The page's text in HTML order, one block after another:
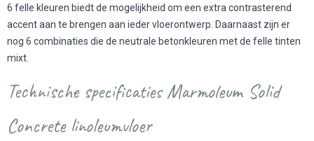
6 felle kleuren biedt de mogelijkheid om een extra contrasterend
accent aan te brengen aan ieder vloerontwerp. Daarnaast zijn er
nog 6 combinaties die de neutrale betonkleuren met de felle tinten
mixt.
Technische specificaties Marmoleum Solid
Concrete linoleumvloer